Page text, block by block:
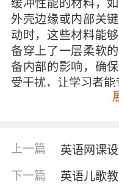
缓冲性能的材料，
外壳边缘或内部关
动时，这些材料能
备穿上了一层柔软
备内部的影响，确
受干扰，让学习者能
传感器技术，设备
态。当检测到震动
动。例如，在视频
上一篇 英语网课
下一篇 英语儿歌